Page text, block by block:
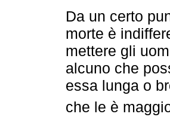
Da un certo
morte è
mettere gli
alcuno che
essa lunga o
che le è